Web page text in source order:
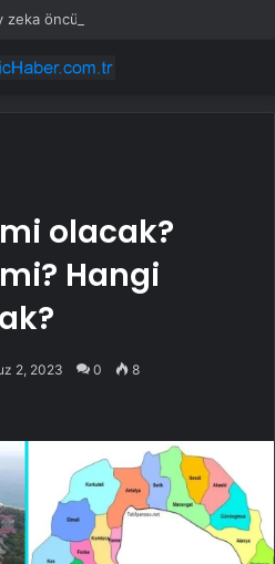
olacak?
Hangi
2, 2023 0 8